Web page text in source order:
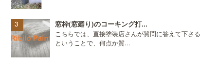
窓枠(窓廻り)のコーキング打...
こちらでは、直接塗装店さんが質問に答えて下さる
ということで、何点か質...